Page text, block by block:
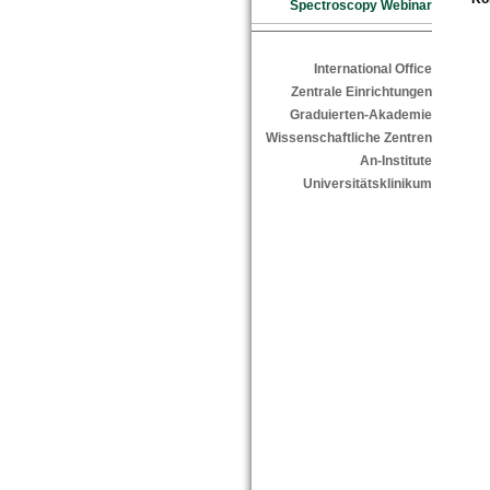
Spectroscopy Webinar
International Office
Zentrale Einrichtungen
Graduierten-Akademie
Wissenschaftliche Zentren
An-Institute
Universitätsklinikum